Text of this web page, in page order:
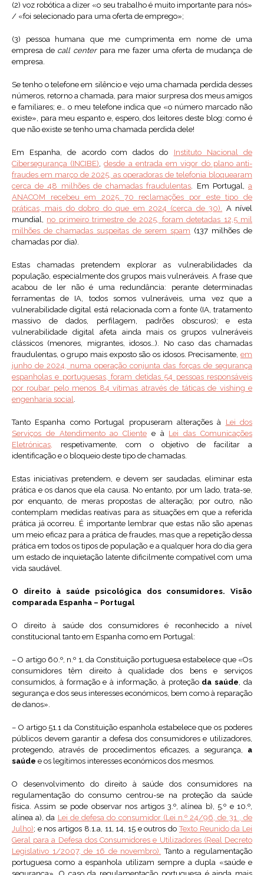
(2) voz robótica a dizer «o seu trabalho é muito importante para nós»
/ «foi selecionado para uma oferta de emprego»;
(3) pessoa humana que me cumprimenta em nome de uma
empresa de call centerpara me fazer uma oferta de mudança de
empresa.
Se tenho o telefone em silêncio e vejo uma chamada perdida desses
números, retorno a chamada, para maior surpresa dos meus amigos
e familiares; e… o meu telefone indica que «o número marcado não
existe», para meu espanto e, espero, dos leitores deste blog: como é
que não existe se tenho uma chamada perdida dele!
Em Espanha, de acordo com dados do Instituto Nacional de
Cibersegurança (INCIBE),desde a entrada em vigor do plano anti-
fraudes em março de 2025, as operadoras de telefonia bloquearam
cerca de 48 milhões de chamadas fraudulentas. Em Portugal,a
ANACOM recebeu em 2025 70 reclamações por este tipo de
práticas, mais do dobro do que em 2024 (cerca de 30). A nível
mundial, no primeiro trimestre de 2025, foram detetadas 12,5 mil
milhões de chamadas suspeitas de serem spam (137 milhões de
chamadas por dia).
Estas chamadas pretendem explorar as vulnerabilidades da
população, especialmente dos grupos mais vulneráveis. A frase que
acabou de ler não é uma redundância: perante determinadas
ferramentas de IA, todos somos vulneráveis, uma vez que a
vulnerabilidade digital está relacionada com a fonte (IA, tratamento
massivo de dados, perfilagem, padrões obscuros); e esta
vulnerabilidade digital afeta ainda mais os grupos vulneráveis
clássicos (menores, migrantes, idosos…). No caso das chamadas
fraudulentas, o grupo mais exposto são os idosos. Precisamente, em
junho de 2024, numa operação conjunta das forças de segurança
espanholas e portuguesas, foram detidas 54 pessoas responsáveis
por roubar pelo menos 84 vítimas através de táticas de vishing e
engenharia social.
Tanto Espanha como Portugal propuseram alterações à Lei dos
Serviços de Atendimento ao Cliente e à Lei das Comunicações
Eletrónicas, respetivamente, com o objetivo de facilitar a
identificação e o bloqueio deste tipo de chamadas.
Estas iniciativas pretendem, e devem ser saudadas, eliminar esta
prática e os danos que ela causa. No entanto, por um lado, trata-se,
por enquanto, de meras propostas de alteração; por outro, não
contemplam medidas reativas para as situações em que a referida
prática já ocorreu. É importante lembrar que estas não são apenas
um meio eficaz para a prática de fraudes, mas que a repetição dessa
prática em todos os tipos de população e a qualquer hora do dia gera
um estado de inquietação latente dificilmente compatível com uma
vida saudável.
O direito à saúde psicológica dos consumidores. Visão
comparada Espanha – Portugal
O direito à saúde dos consumidores é reconhecido a nível
constitucional tanto em Espanha como em Portugal:
– O artigo 60.º, n.º 1, da Constituição portuguesa estabelece que «Os
consumidores têm direito à qualidade dos bens e serviços
consumidos, à formação e à informação, à proteção da saúde, da
segurança e dos seus interesses económicos, bem como à reparação
de danos».
– O artigo 51.1 da Constituição espanhola estabelece que os poderes
públicos devem garantir a defesa dos consumidores e utilizadores,
protegendo, através de procedimentos eficazes, a segurança, a
saúde e os legítimos interesses económicos dos mesmos.
O desenvolvimento do direito à saúde dos consumidores na
regulamentação do consumo centrou-se na proteção da saúde
física. Assim se pode observar nos artigos 3.º, alínea b), 5.º e 10.º,
alínea a), da Lei de defesa do consumidor (Lei n.º 24/96, de 31 , de
Julho); e nos artigos 8.1.a, 11, 14, 15 e outros doTexto Reunido da Lei
Geral para a Defesa dos Consumidores e Utilizadores (Real Decreto
Legislativo 1/2007, de 16 de novembro). Tanto a regulamentação
portuguesa como a espanhola utilizam sempre a dupla «saúde e